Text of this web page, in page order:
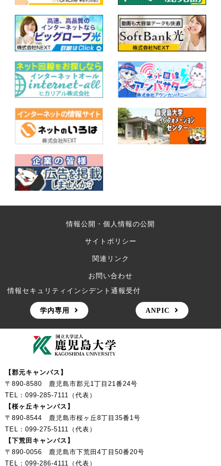
情報公開・個人情報の公開
サイトポリシー
関連リンク
お問い合わせ
情報セキュリティインシデント通報受付
学内専用 ANPIC
【郡元キャンパス】
〒890-8580 鹿児島市郡元1丁目21番24号
TEL：099-285-7111（代表）
【桜ヶ丘キャンパス】
〒890-8544 鹿児島市桜ヶ丘8丁目35番1号
TEL：099-275-5111（代表）
【下荒田キャンパス】
〒890-0056 鹿児島市下荒田4丁目50番20号
TEL：099-286-4111（代表）